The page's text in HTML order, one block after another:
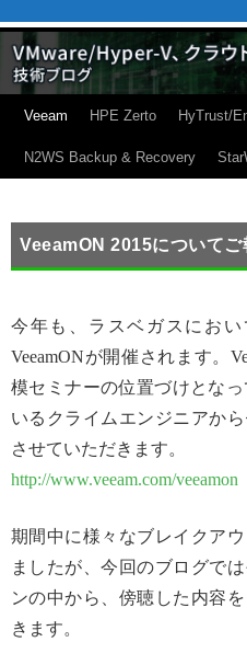
Veeam HPE Zerto HyTrust/
N2WS Backup & Recovery
VeeamON 2015について
今年も、ラスベガスにおい
VeeamONが開催されます。
模セミナーの位置づけとなっ
いるクライムエンジニアか
させていただきます。
http://www.veeam.com/veeamon
期間中に様々なブレイクア
ましたが、今回のブログで
ンの中から、傍聴した内容
きます。